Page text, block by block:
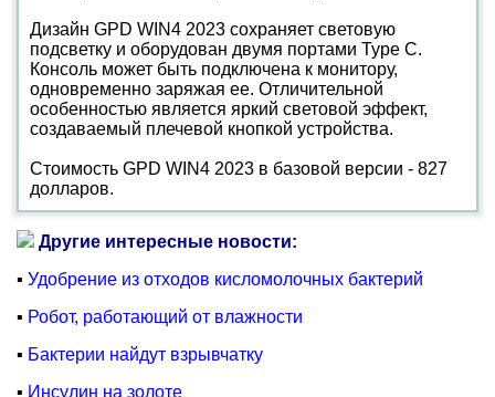
Дизайн GPD WIN4 2023 сохраняет световую
подсветку и оборудован двумя портами Type C.
Консоль может быть подключена к монитору,
одновременно заряжая ее. Отличительной
особенностью является яркий световой эффект,
создаваемый плечевой кнопкой устройства.
Стоимость GPD WIN4 2023 в базовой версии - 827
долларов.
Другие интересные новости:
▪ Удобрение из отходов кисломолочных бактерий
▪ Робот, работающий от влажности
▪ Бактерии найдут взрывчатку
▪ Инсулин на золоте